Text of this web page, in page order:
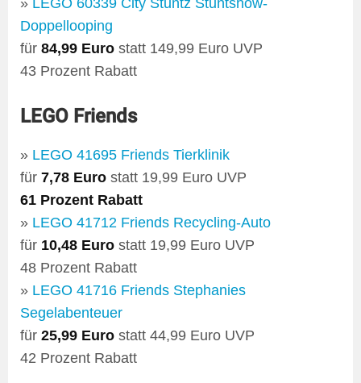
» LEGO 60339 City Stuntz Stuntshow-
Doppellooping
für 84,99 Euro statt 149,99 Euro UVP
43 Prozent Rabatt
LEGO Friends
» LEGO 41695 Friends Tierklinik
für 7,78 Euro statt 19,99 Euro UVP
61 Prozent Rabatt
» LEGO 41712 Friends Recycling-Auto
für 10,48 Euro statt 19,99 Euro UVP
48 Prozent Rabatt
» LEGO 41716 Friends Stephanies
Segelabenteuer
für 25,99 Euro statt 44,99 Euro UVP
42 Prozent Rabatt